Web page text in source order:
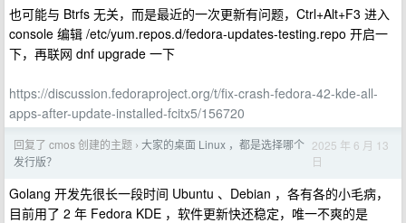
也可能与 Btrfs 无关，而是最近的一次更新有问题，Ctrl+Alt+F3 进入
console 编辑 /etc/yum.repos.d/fedora-updates-testing.repo 开启一
下，再联网 dnf upgrade 一下
https://discussion.fedoraproject.org/t/fix-crash-fedora-42-kde-all-
apps-after-update-installed-fcitx5/156720
回复了 cmos 创建的主题 › 大家的桌面 Linux ，都是选择哪个
发行版？
2025 年 6 月 13
日
Golang 开发先很长一段时间 Ubuntu 、Debian ，各有各的小毛病，
目前用了 2 年 Fedora KDE ，软件更新快还稳定，唯一不爽的是